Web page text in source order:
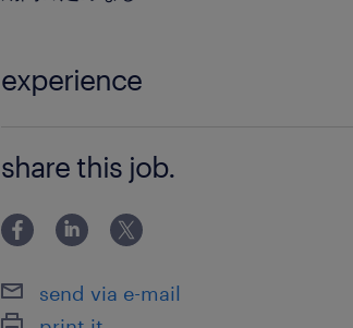
experience
し） ・PCスキル：Word（文章作成）
力）※WindowsPC基本操作が可能であ
share this job.
send via e-mail